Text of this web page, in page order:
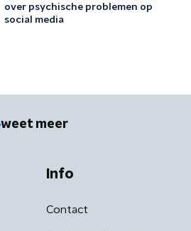
over psychische problemen op
social media
weet meer
Info
Contact